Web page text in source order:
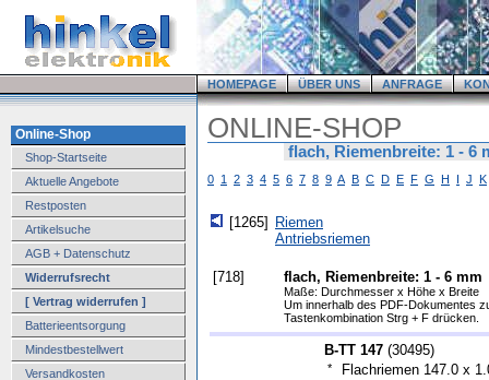
HOMEPAGE ÜBER UNS ANFRAGE
Online-Shop
Shop-Startseite
Aktuelle Angebote
Restposten
Artikelsuche
AGB + Datenschutz
Widerrufsrecht
[ Vertrag widerrufen ]
Batterieentsorgung
Mindestbestellwert
Versandkosten
ONLINE-SHOP
flach, Riemenbreite: 1 - 6
0 1 2 3 4 5 6 7 8 9 A B C D E F G H I J K
[1265]
Riemen
Antriebsriemen
[718] flach, Riemenbreite: 1 - 6 mm
Maße: Durchmesser x Höhe x Breite
Um innerhalb des PDF-Dokumentes
Tastenkombination Strg + F drücken.
B-TT 147 (30495)
*
Flachriemen 147.0 x